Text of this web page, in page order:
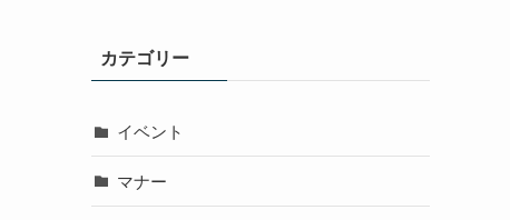
カテゴリー
イベント
マナー